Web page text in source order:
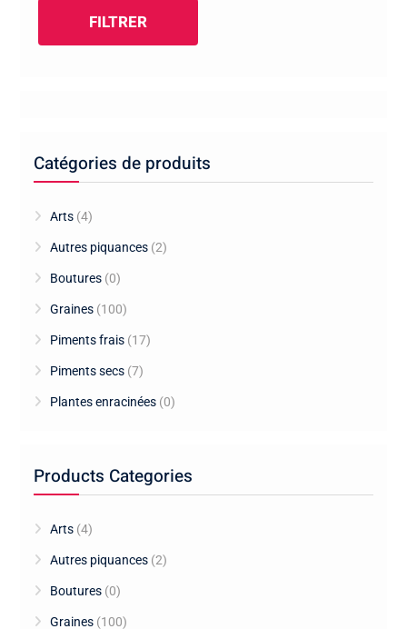
FILTRER
Catégories de produits
Arts (4)
Autres piquances (2)
Boutures (0)
Graines (100)
Piments frais (17)
Piments secs (7)
Plantes enracinées (0)
Products Categories
Arts (4)
Autres piquances (2)
Boutures (0)
Graines (100)